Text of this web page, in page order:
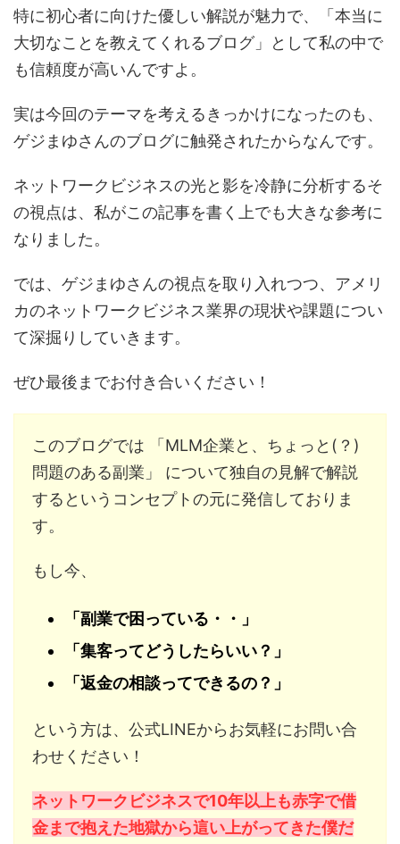
特に初心者に向けた優しい解説が魅力で、「本当に
大切なことを教えてくれるブログ」として私の中で
も信頼度が高いんですよ。
実は今回のテーマを考えるきっかけになったのも、
ゲジまゆさんのブログに触発されたからなんです。
ネットワークビジネスの光と影を冷静に分析するそ
の視点は、私がこの記事を書く上でも大きな参考に
なりました。
では、ゲジまゆさんの視点を取り入れつつ、アメリ
カのネットワークビジネス業界の現状や課題につい
て深掘りしていきます。
ぜひ最後までお付き合いください！
このブログでは 「MLM企業と、ちょっと(？)
問題のある副業」 について独自の見解で解説
するというコンセプトの元に発信しておりま
す。
もし今、
「副業で困っている・・」
「集客ってどうしたらいい？」
「返金の相談ってできるの？」
という方は、公式LINEからお気軽にお問い合
わせください！
ネットワークビジネスで10年以上も赤字で借
金まで抱えた地獄から這い上がってきた僕だ